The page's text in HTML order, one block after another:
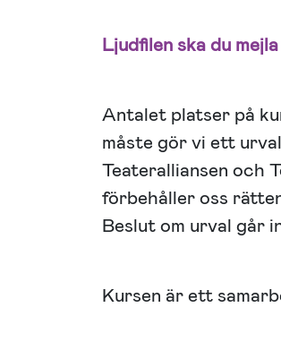
Ljudfilen ska du
Antalet platser på
måste gör vi ett
Teateralliansen och
förbehåller oss
Beslut om urval går
Kursen är ett